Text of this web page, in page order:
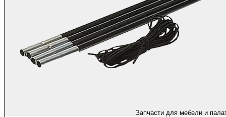
Запчасти для мебели и